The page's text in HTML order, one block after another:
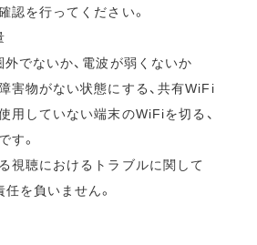
認を行ってください。
外でないか、電波が弱くないか
害物がない状態にする、共有WiFi
用していない端末のWiFiを切る、
す。
視聴におけるトラブルに関して
を負いません。